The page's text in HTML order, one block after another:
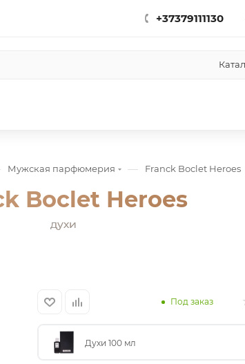
+37379111130
Мужская парфюмерия — Franck Boclet Heroes
Boclet Heroes
духи
Под заказ
Духи 100 мл